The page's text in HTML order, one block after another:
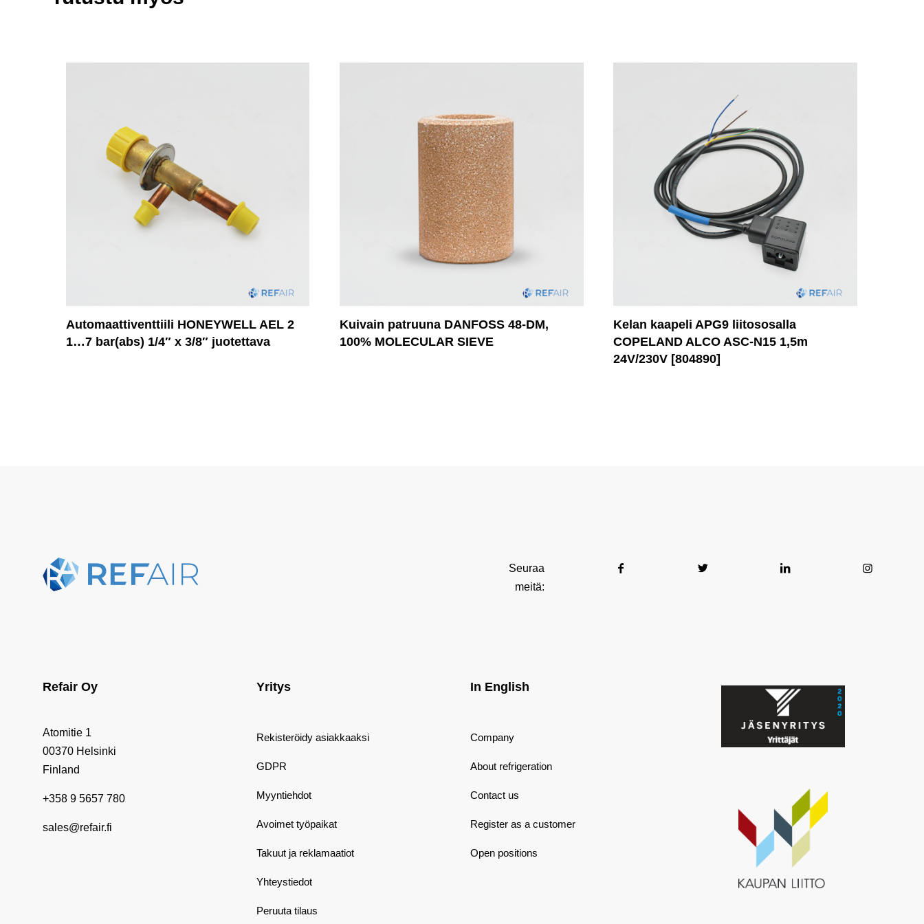
Automaattiventtiili HONEYWELL AEL 2
1…7 bar(abs) 1/4″ x 3/8″ juotettava
Kuivain patruuna DANFOSS 48-DM,
100% MOLECULAR SIEVE
Kelan kaapeli APG9 liitososalla
COPELAND ALCO ASC-N15 1,5m
24V/230V [804890]
Seuraa
meitä:
Refair Oy
Atomitie 1
00370 Helsinki
Finland
+358 9 5657 780
sales@refair.fi
Yritys
Rekisteröidy asiakkaaksi
GDPR
Myyntiehdot
Avoimet työpaikat
Takuut ja reklamaatiot
Yhteystiedot
Peruuta tilaus
In English
Company
About refrigeration
Contact us
Register as a customer
Open positions